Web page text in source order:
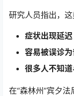
研究人员指出，这
症状出现延迟
容易被误诊
很多人不知
在“森林州”宾夕